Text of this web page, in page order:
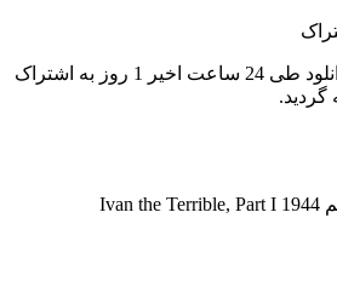
با توجه به مشکل دانلود طی 24 ساعت اخیر 1 روز به اشتراک
گردید.